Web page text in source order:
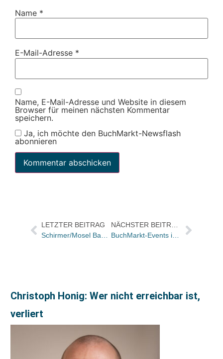
Name *
E-Mail-Adresse *
Name, E-Mail-Adresse und Website in diesem
Browser für meinen nächsten Kommentar
speichern.
Ja, ich möchte den BuchMarkt-Newsflash
abonnieren
LETZTER BEITRAG
Schirmer/Mosel Band „Monica Belluci“ heute groß in BILD
NÄCHSTER BEITRAG
BuchMarkt-Events im YOTTAPLAYER
Christoph Honig: Wer nicht erreichbar ist,
verliert